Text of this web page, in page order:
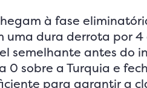
à fase
uma dura derrota por 4
semelhante antes do
0 sobre a Turquia e
para garantir a